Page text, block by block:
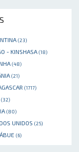
(23)
- KINSHASA (18)
(48)
(21)
(1717)
(32)
(80)
UNIDOS (25)
(6)